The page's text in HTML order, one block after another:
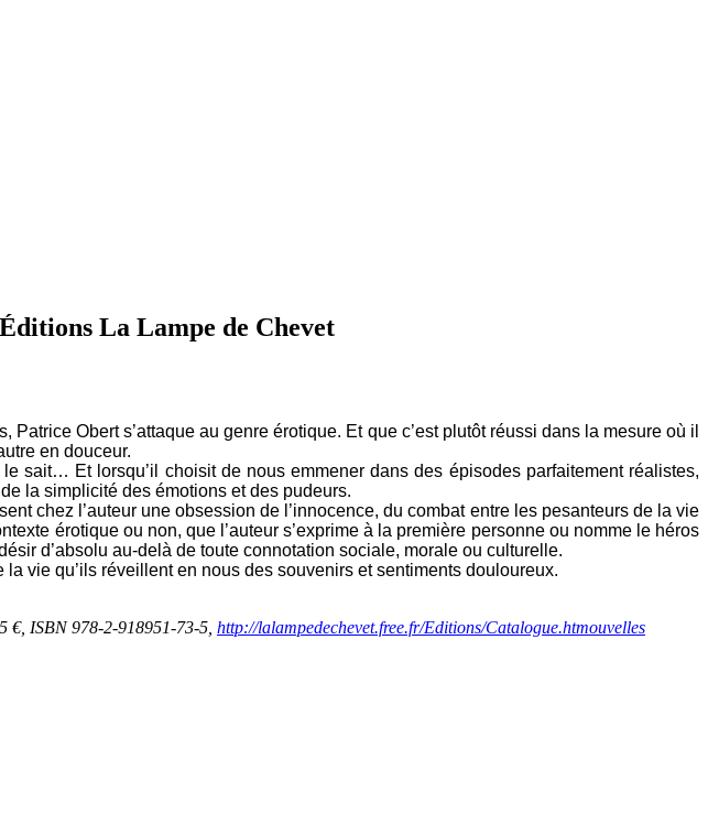
La Lampe de Chevet
Obert s’attaque au genre érotique. Et que c’est plutôt réussi dans la mesure où il
en douceur.
sait… Et lorsqu’il choisit de nous emmener dans des épisodes parfaitement réalistes,
la simplicité des émotions et des pudeurs.
chez l’auteur une obsession de l’innocence, du combat entre les pesanteurs de la vie
érotique ou non, que l’auteur s’exprime à la première personne ou nomme le héros
d’absolu au-delà de toute connotation sociale, morale ou culturelle.
vie qu’ils réveillent en nous des souvenirs et sentiments douloureux.
€, ISBN 978-2-918951-73-5, http://lalampedechevet.free.fr/Editions/Catalogue.htmouvelles